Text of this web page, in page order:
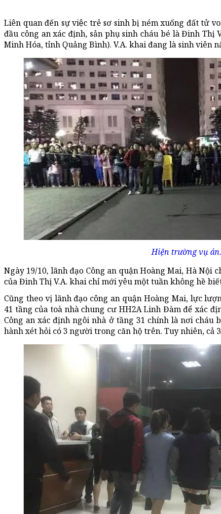
Liên quan đến sự việc trẻ sơ sinh bị ném xuống đất tử
đầu công an xác định, sản phụ sinh cháu bé là Đinh Thị
Minh Hóa, tỉnh Quảng Bình). V.A. khai đang là sinh viên
Hiện trường vụ án.
Ngày 19/10, lãnh đạo Công an quận Hoàng Mai, Hà Nội
của Đinh Thị V.A. khai chỉ mới yêu một tuần không hề
Cũng theo vị lãnh đạo công an quận Hoàng Mai, lực
41 tầng của toà nhà chung cư HH2A Linh Đàm để xác
Công an xác định ngôi nhà ở tầng 31 chính là nơi cháu
hành xét hỏi có 3 người trong căn hộ trên. Tuy nhiên, cả